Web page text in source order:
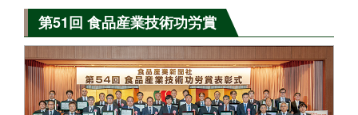
第51回 食品産業技術功労賞